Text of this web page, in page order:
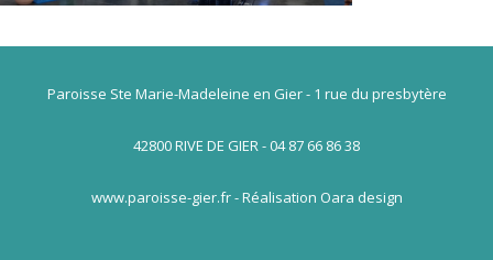
Paroisse Ste Marie-Madeleine en Gier - 1 rue du presbytère
42800 RIVE DE GIER - 04 87 66 86 38
www.paroisse-gier.fr - Réalisation Oara design